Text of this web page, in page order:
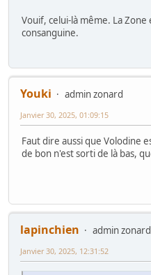
Vouif, celui-là même. La
consanguine.
Youki
admin zonard
Janvier 30, 2025, 01:09:15
Faut dire aussi que Volodine
de bon n'est sorti de là bas,
lapinchien
admin zonard
Janvier 30, 2025, 12:31:52